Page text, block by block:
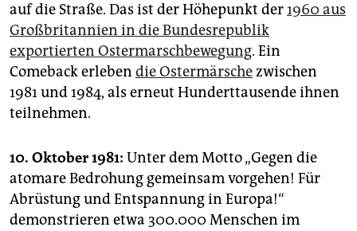
auf die Straße. Das ist der Höhepunkt der1960 aus
Großbritannien in die Bundesrepublik
exportierten Ostermarschbewegung. Ein
Comeback erleben die Ostermärschezwischen
1981 und 1984, als erneut Hunderttausende ihnen
teilnehmen.
10. Oktober 1981: Unter dem Motto „Gegen die
atomare Bedrohung gemeinsam vorgehen! Für
Abrüstung und Entspannung in Europa!“
demonstrieren etwa 300.000 Menschen im